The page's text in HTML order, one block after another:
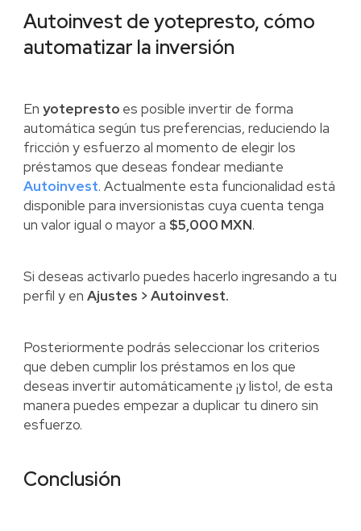
Autoinvest de yotepresto, cómo
automatizar la inversión
En yotepresto es posible invertir de forma
automática según tus preferencias, reduciendo la
fricción y esfuerzo al momento de elegir los
préstamos que deseas fondear mediante
Autoinvest. Actualmente esta funcionalidad está
disponible para inversionistas cuya cuenta tenga
un valor igual o mayor a $5,000 MXN.
Si deseas activarlo puedes hacerlo ingresando a tu
perfil y en Ajustes > Autoinvest.
Posteriormente podrás seleccionar los criterios
que deben cumplir los préstamos en los que
deseas invertir automáticamente ¡y listo!, de esta
manera puedes empezar a duplicar tu dinero sin
esfuerzo.
Conclusión